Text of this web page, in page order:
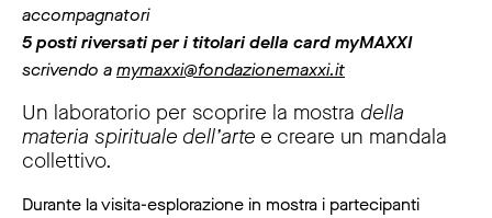
accompagnatori
5 posti riversati per i titolari della card myMAXXI
scrivendo amymaxxi@fondazionemaxxi.it
Un laboratorio per scoprire la mostra della
materia spirituale dell’arte e creare un mandala
collettivo.
Durante la visita-esplorazione in mostra i partecipanti